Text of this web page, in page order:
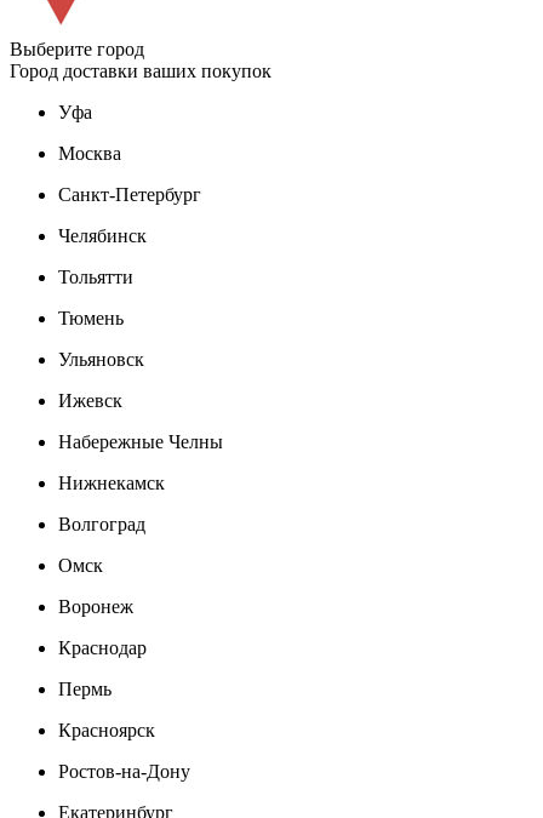
Выберите город
Город доставки ваших покупок
Уфа
Москва
Санкт-Петербург
Челябинск
Тольятти
Тюмень
Ульяновск
Ижевск
Набережные Челны
Нижнекамск
Волгоград
Омск
Воронеж
Краснодар
Пермь
Красноярск
Ростов-на-Дону
Екатеринбург